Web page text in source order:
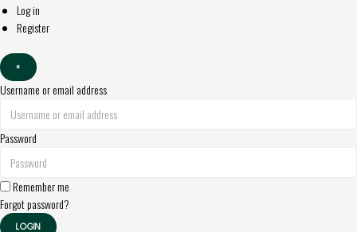
Log in
Register
×
Username or email address
Password
Remember me
Forgot password?
LOGIN